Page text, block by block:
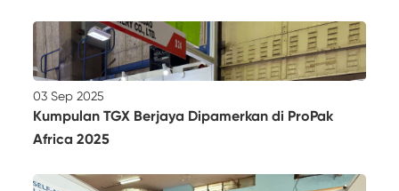
03 Sep 2025
Kumpulan TGX Berjaya Dipamerkan di ProPak
Africa 2025